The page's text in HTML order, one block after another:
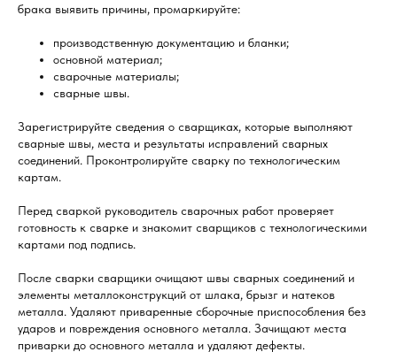
брака выявить причины, промаркируйте:
производственную документацию и бланки;
основной материал;
сварочные материалы;
сварные швы.
Зарегистрируйте сведения о сварщиках, которые выполняют
сварные швы, места и результаты исправлений сварных
соединений. Проконтролируйте сварку по технологическим
картам.
Перед сваркой руководитель сварочных работ проверяет
готовность к сварке и знакомит сварщиков с технологическими
картами под подпись.
После сварки сварщики очищают швы сварных соединений и
элементы металлоконструкций от шлака, брызг и натеков
металла. Удаляют приваренные сборочные приспособления без
ударов и повреждения основного металла. Зачищают места
приварки до основного металла и удаляют дефекты.